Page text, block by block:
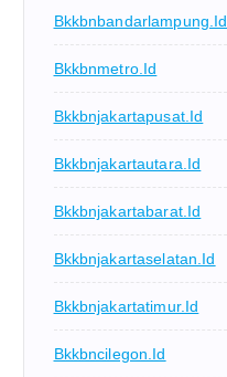
Bkkbnbandarlampung.id
Bkkbnmetro.id
Bkkbnjakartapusat.id
Bkkbnjakartautara.id
Bkkbnjakartabarat.id
Bkkbnjakartaselatan.id
Bkkbnjakartatimur.id
Bkkbncilegon.id